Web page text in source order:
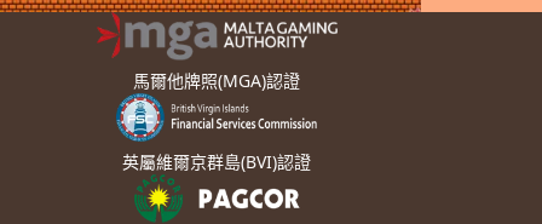
馬爾他牌照(MGA)認證
英屬維爾京群島(BVI)認證